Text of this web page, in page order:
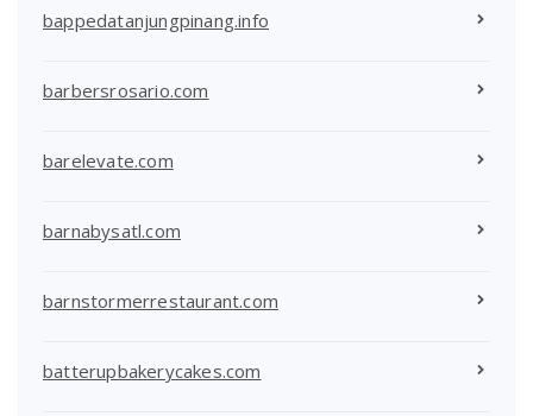
bappedatanjungpinang.info
barbersrosario.com
barelevate.com
barnabysatl.com
barnstormerrestaurant.com
batterupbakerycakes.com